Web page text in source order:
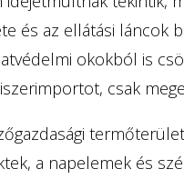
és az ellátási láncok
okokból is
csak
a napelemek és